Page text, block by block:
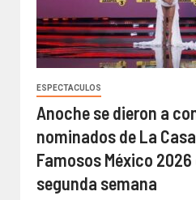
ESPECTACULOS
Anoche se dieron a
nominados de La
Famosos México 2026
segunda semana